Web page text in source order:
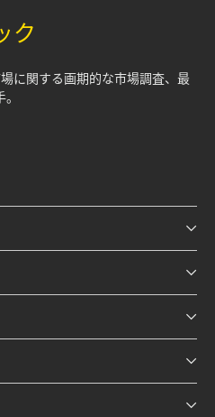
ク
に関する画期的な市場調査、最